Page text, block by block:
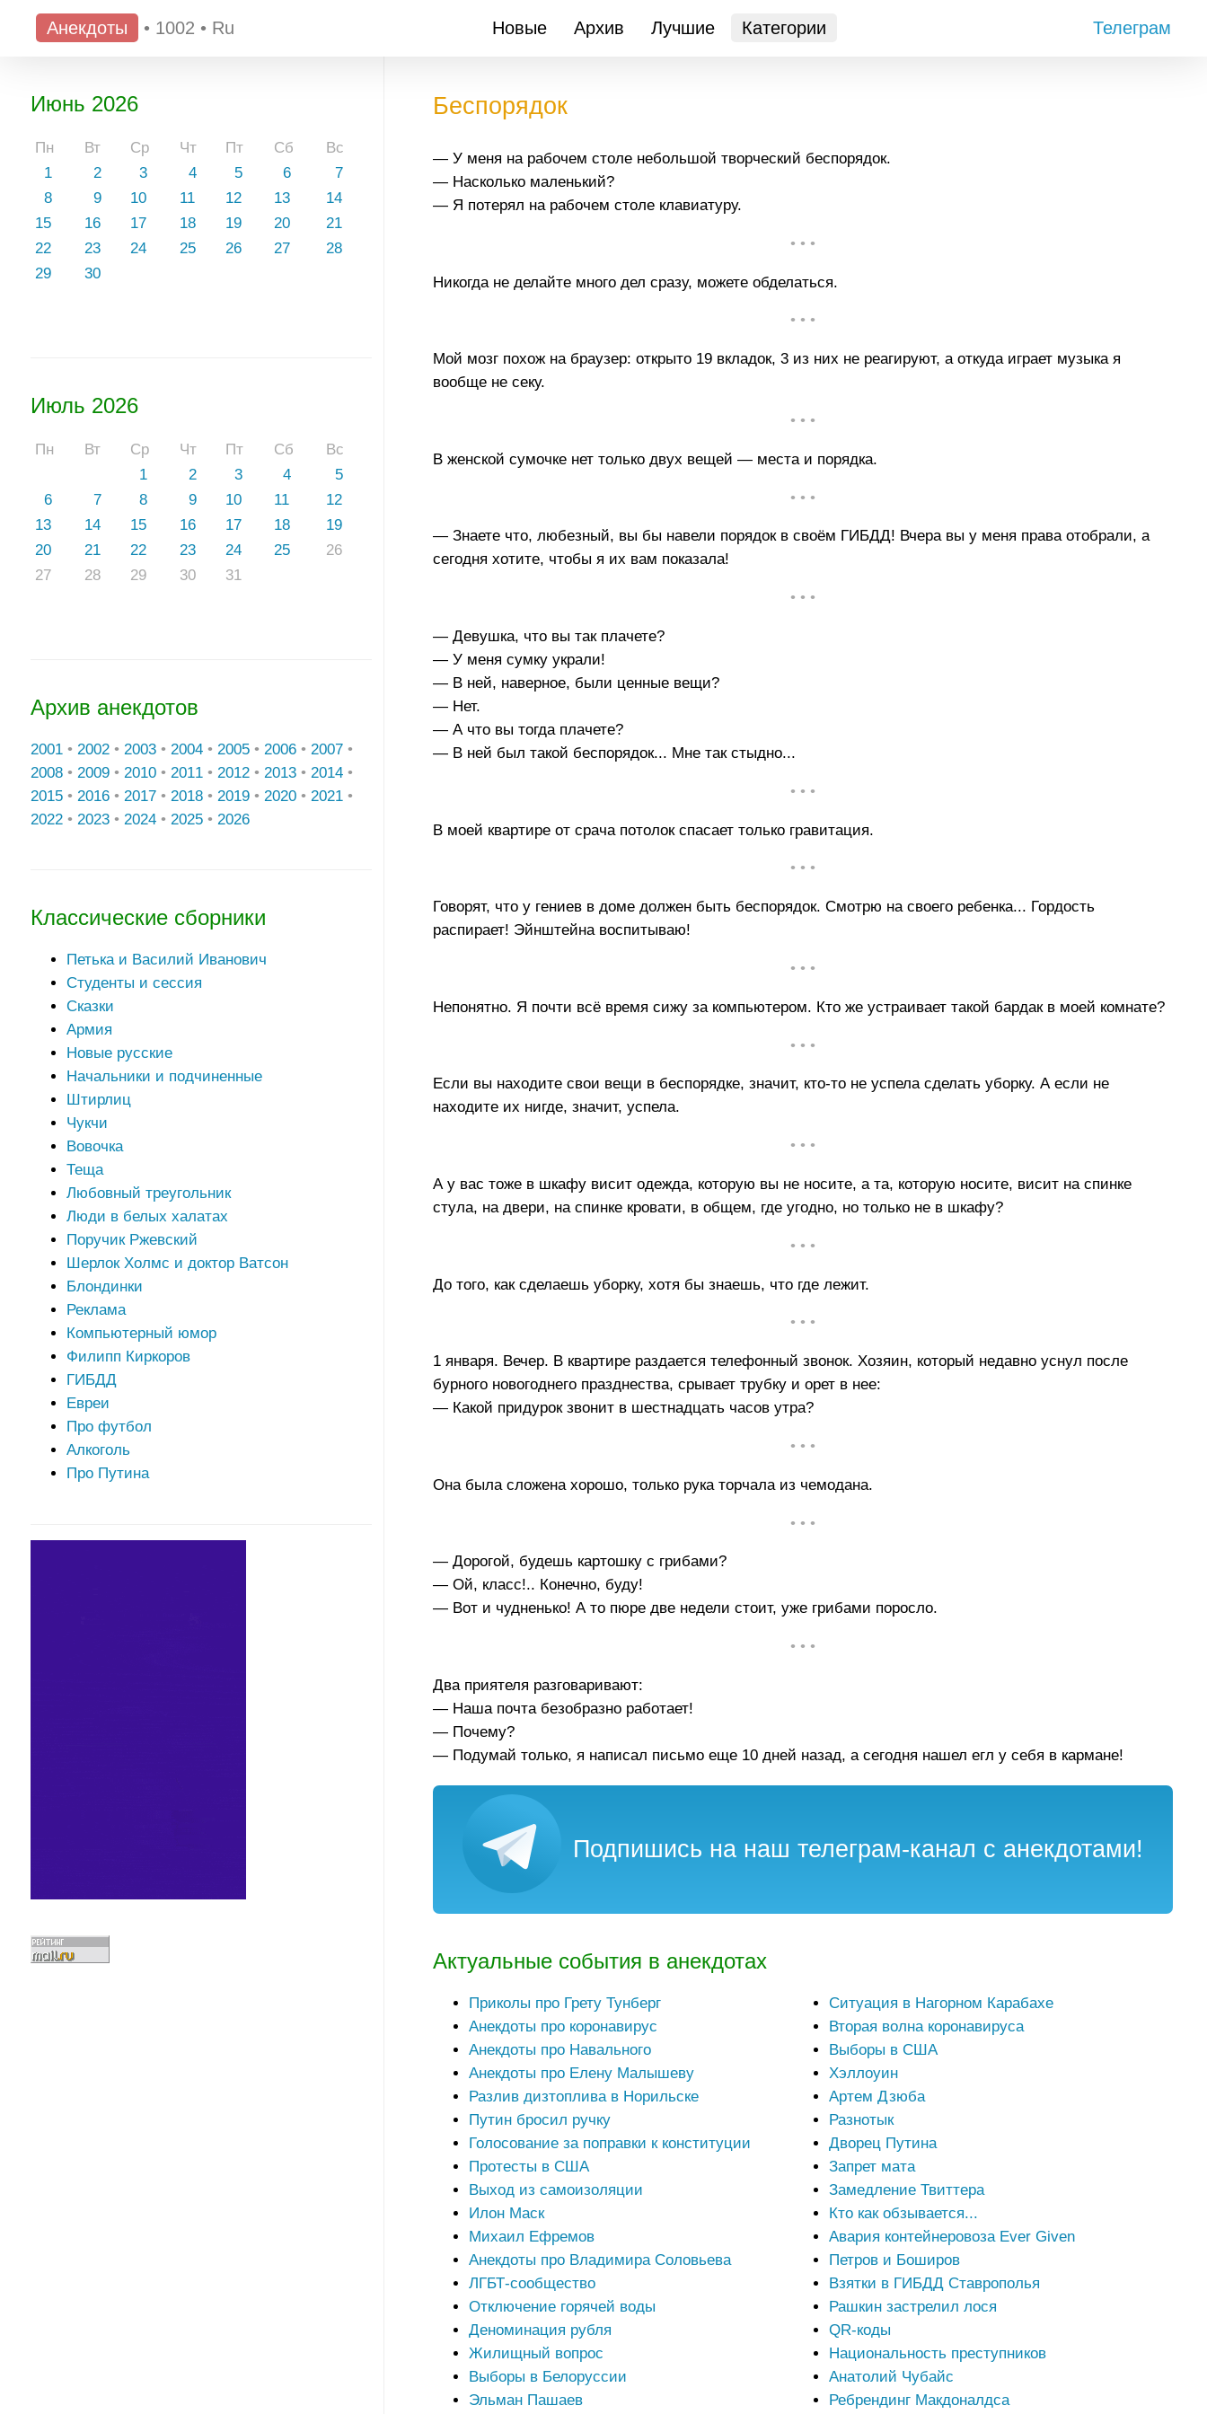
Анекдоты • 1002 • Ru Новые Архив Лучшие Категории Телеграм
Июнь 2026
Пн Вт Ср Чт Пт Сб
Вс
1
2 3 4 5 6
7
8
9 10 11 12 13
14
15
16 17 18 19 20
21
22
23 24 25 26 27
28
29
30
Июль 2026
Пн Вт Ср Чт Пт Сб
Вс
1
2 3 4
5
6
7 8 9 10 11
12
13
14 15 16 17 18
19
20
21 22 23 24 25
26
27
28 29 30 31
Архив анекдотов
2001 • 2002 • 2003 • 2004 • 2005 • 2006 • 2007 •
2008 • 2009 • 2010 • 2011 • 2012 • 2013 • 2014 •
2015 • 2016 • 2017 • 2018 • 2019 • 2020 • 2021 •
2022 • 2023 • 2024 • 2025 • 2026
Классические сборники
Петька и Василий Иванович
Студенты и сессия
Сказки
Армия
Новые русские
Начальники и подчиненные
Штирлиц
Чукчи
Вовочка
Теща
Любовный треугольник
Люди в белых халатах
Поручик Ржевский
Шерлок Холмс и доктор Ватсон
Блондинки
Реклама
Компьютерный юмор
Филипп Киркоров
ГИБДД
Евреи
Про футбол
Алкоголь
Про Путина
Беспорядок
— У меня на рабочем столе небольшой творческий беспорядок.
— Насколько маленький?
— Я потерял на рабочем столе клавиатуру.
• • •
Никогда не делайте много дел сразу, можете обделаться.
• • •
Мой мозг похож на браузер: открыто 19 вкладок, 3 из них не реагируют, а откуда играет музыка я
вообще не секу.
• • •
В женской сумочке нет только двух вещей — места и порядка.
• • •
— Знаете что, любезный, вы бы навели порядок в своём ГИБДД! Вчера вы у меня права отобрали, а
сегодня хотите, чтобы я их вам показала!
• • •
— Девушка, что вы так плачете?
— У меня сумку украли!
— В ней, наверное, были ценные вещи?
— Нет.
— А что вы тогда плачете?
— В ней был такой беспорядок... Мне так стыдно...
• • •
В моей квартире от срача потолок спасает только гравитация.
• • •
Говорят, что у гениев в доме должен быть беспорядок. Смотрю на своего ребенка... Гордость
распирает! Эйнштейна воспитываю!
• • •
Непонятно. Я почти всё время сижу за компьютером. Кто же устраивает такой бардак в моей комнате?
• • •
Если вы находите свои вещи в беспорядке, значит, кто-то не успела сделать уборку. А если не
находите их нигде, значит, успела.
• • •
А у вас тоже в шкафу висит одежда, которую вы не носите, а та, которую носите, висит на спинке
стула, на двери, на спинке кровати, в общем, где угодно, но только не в шкафу?
• • •
До того, как сделаешь уборку, хотя бы знаешь, что где лежит.
• • •
1 января. Вечер. В квартире раздается телефонный звонок. Хозяин, который недавно уснул после
бурного новогоднего празднества, срывает трубку и орет в нее:
— Какой придурок звонит в шестнадцать часов утра?
• • •
Она была сложена хорошо, только рука торчала из чемодана.
• • •
— Дорогой, будешь картошку с грибами?
— Ой, класс!.. Конечно, буду!
— Вот и чудненько! А то пюре две недели стоит, уже грибами поросло.
• • •
Два приятеля разговаривают:
— Наша почта безобразно работает!
— Почему?
— Подумай только, я написал письмо еще 10 дней назад, а сегодня нашел егл у себя в кармане!
Подпишись на наш телеграм-канал с анекдотами!
Актуальные события в анекдотах
Приколы про Грету Тунберг
Анекдоты про коронавирус
Анекдоты про Навального
Анекдоты про Елену Малышеву
Разлив дизтоплива в Норильске
Путин бросил ручку
Голосование за поправки к конституции
Протесты в США
Выход из самоизоляции
Илон Маск
Михаил Ефремов
Анекдоты про Владимира Соловьева
ЛГБТ-сообщество
Отключение горячей воды
Деноминация рубля
Жилищный вопрос
Выборы в Белоруссии
Эльман Пашаев
Ситуация в Нагорном Карабахе
Вторая волна коронавируса
Выборы в США
Хэллоуин
Артем Дзюба
Разнотык
Дворец Путина
Запрет мата
Замедление Твиттера
Кто как обзывается...
Авария контейнеровоза Ever Given
Петров и Боширов
Взятки в ГИБДД Ставрополья
Рашкин застрелил лося
QR-коды
Национальность преступников
Анатолий Чубайс
Ребрендинг Макдоналдса